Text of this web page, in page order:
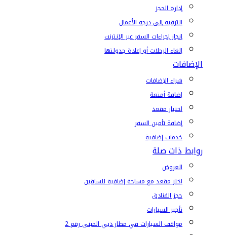
إدارة الحجز
الترقية إلى درجة الأعمال
إنجاز إجراءات السفر عبر الإنترنت
إلغاء الرحلات أو إعادة جدولتها
الإضافات
شراء الإضافات
إضافة أمتعة
اختيار مقعد
إضافة تأمين السفر
خدمات إضافية
روابط ذات صلة
العروض
اختر مقعد مع مساحة إضافية للساقين
حجز الفنادق
تأجير السيارات
مواقف السيارات في مطار دبي المبنى رقم 2